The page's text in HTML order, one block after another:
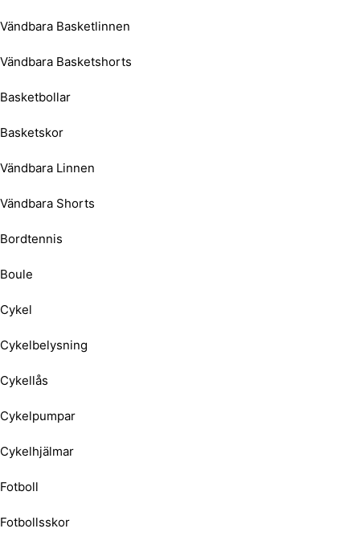
Vändbara Basketlinnen
Vändbara Basketshorts
Basketbollar
Basketskor
Vändbara Linnen
Vändbara Shorts
Bordtennis
Boule
Cykel
Cykelbelysning
Cykellås
Cykelpumpar
Cykelhjälmar
Fotboll
Fotbollsskor